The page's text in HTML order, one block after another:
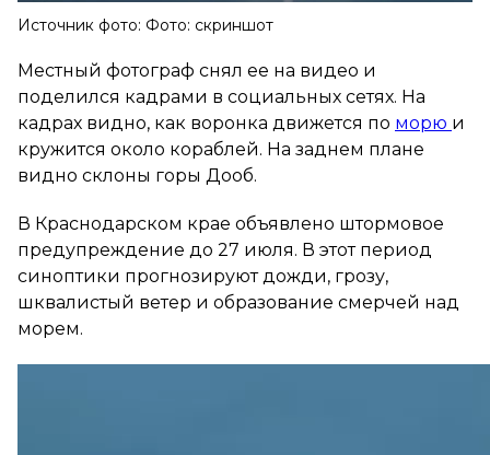
Источник фото: Фото: скриншот
Местный фотограф снял ее на видео и
поделился кадрами в социальных сетях. На
кадрах видно, как воронка движется по морю и
кружится около кораблей. На заднем плане
видно склоны горы Дооб.
В Краснодарском крае объявлено штормовое
предупреждение до 27 июля. В этот период
синоптики прогнозируют дожди, грозу,
шквалистый ветер и образование смерчей над
морем.